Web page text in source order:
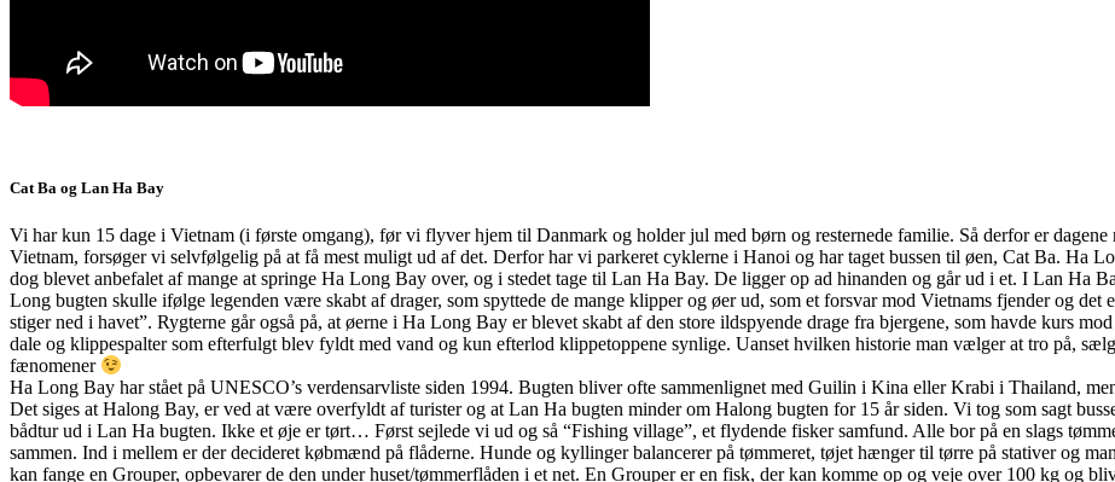
Cat Ba og Lan Ha Bay
Vi har kun 15 dage i Vietnam (i første omgang), før vi flyver hjem til Danmark og holder jul med børn og resternede familie. Så derfor er
Vietnam, forsøger vi selvfølgelig på at få mest muligt ud af det. Derfor har vi parkeret cyklerne i Hanoi og har taget bussen til øen, Cat Ba. Ha
dog blevet anbefalet af mange at springe Ha Long Bay over, og i stedet tage til Lan Ha Bay. De ligger op ad hinanden og går ud i et. I Lan Ha
Long bugten skulle ifølge legenden være skabt af drager, som spyttede de mange klipper og øer ud, som et forsvar mod Vietnams fjender og det
stiger ned i havet”. Rygterne går også på, at øerne i Ha Long Bay er blevet skabt af den store ildspyende drage fra bjergene, som havde kurs
dale og klippespalter som efterfulgt blev fyldt med vand og kun efterlod klippetoppene synlige. Uanset hvilken historie man vælger at tro på,
fænomener
Ha Long Bay har stået på UNESCO’s verdensarvliste siden 1994. Bugten bliver ofte sammenlignet med Guilin i Kina eller Krabi i Thailand,
Det siges at Halong Bay, er ved at være overfyldt af turister og at Lan Ha bugten minder om Halong bugten for 15 år siden. Vi tog som sagt
bådtur ud i Lan Ha bugten. Ikke et øje er tørt… Først sejlede vi ud og så “Fishing village”, et flydende fisker samfund. Alle bor på en slags
sammen. Ind i mellem er der decideret købmænd på flåderne. Hunde og kyllinger balancerer på tømmeret, tøjet hænger til tørre på stativer og
kan fange en Grouper, opbevarer de den under huset/tømmerflåden i et net. En Grouper er en fisk, der kan komme op og veje over 100 kg og